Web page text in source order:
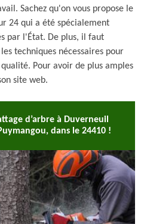
Sachez qu'on vous propose le
24 qui a été spécialement
par l'État. De plus, il faut
techniques nécessaires pour
Pour avoir de plus amples
site web.
d’arbre à Duverneuil
dans le 24410 !